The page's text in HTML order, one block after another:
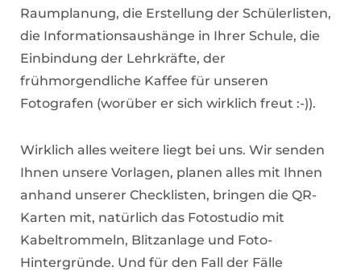
Raumplanung, die Erstellung der Schülerlisten,
die Informationsaushänge in Ihrer Schule, die
Einbindung der Lehrkräfte, der
frühmorgendliche Kaffee für unseren
Fotografen (worüber er sich wirklich freut :-)).
Wirklich alles weitere liegt bei uns. Wir senden
Ihnen unsere Vorlagen, planen alles mit Ihnen
anhand unserer Checklisten, bringen die QR-
Karten mit, natürlich das Fotostudio mit
Kabeltrommeln, Blitzanlage und Foto-
Hintergründe. Und für den Fall der Fälle